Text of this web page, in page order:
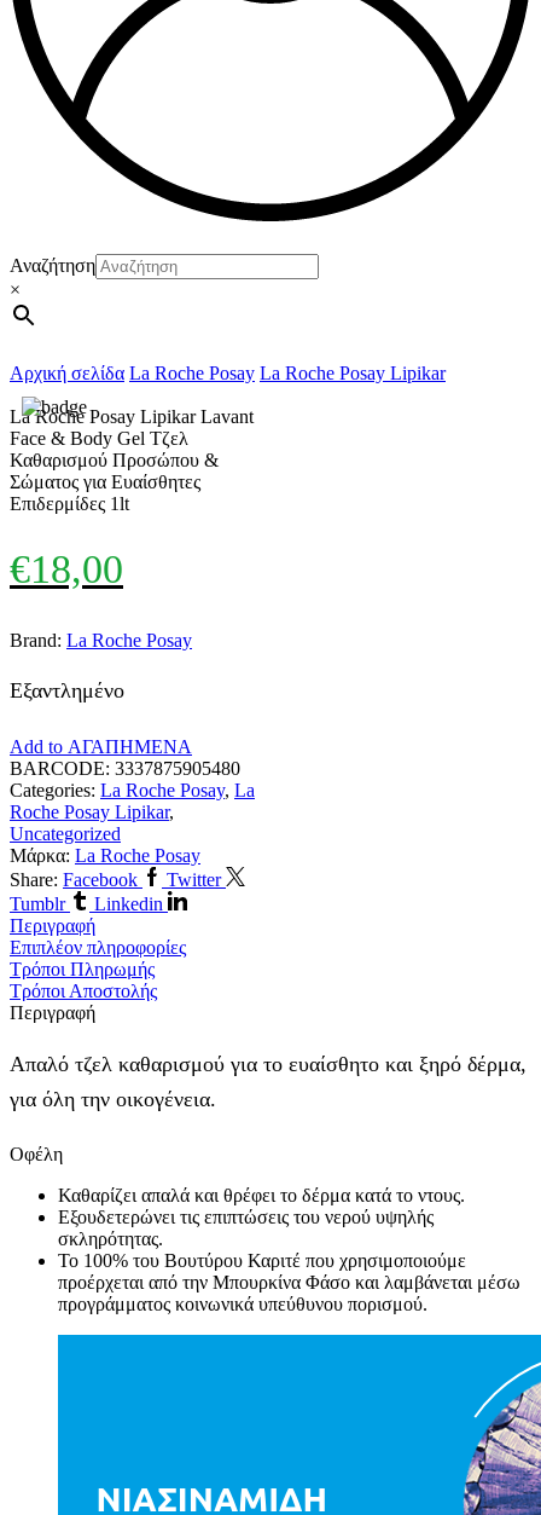
Αναζήτηση
×
Αρχική σελίδα La Roche Posay La Roche Posay Lipikar
La Roche Posay Lipikar Lavant
Face & Body Gel Τζελ
Καθαρισμού Προσώπου &
Σώματος για Ευαίσθητες
Επιδερμίδες 1lt
€18,00
Brand: La Roche Posay
Εξαντλημένο
Add to ΑΓΑΠΗΜΕΝΑ
BARCODE: 3337875905480
Categories: La Roche Posay, La
Roche Posay Lipikar,
Uncategorized
Μάρκα: La Roche Posay
Share: Facebook
Twitter
Tumblr
Linkedin
Περιγραφή
Επιπλέον πληροφορίες
Τρόποι Πληρωμής
Τρόποι Αποστολής
Περιγραφή
Απαλό τζελ καθαρισμού για το ευαίσθητο και ξηρό δέρμα,
για όλη την οικογένεια.
Οφέλη
Καθαρίζει απαλά και θρέφει το δέρμα κατά το ντους.
Εξουδετερώνει τις επιπτώσεις του νερού υψηλής
σκληρότητας.
Το 100% του Βουτύρου Καριτέ που χρησιμοποιούμε
προέρχεται από την Μπουρκίνα Φάσο και λαμβάνεται μέσω
προγράμματος κοινωνικά υπεύθυνου πορισμού.